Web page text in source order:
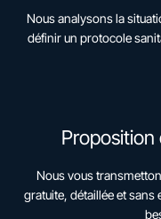
Nous analysons la
définir un protocole
Proposition
Nous vous
gratuite, détaillée et